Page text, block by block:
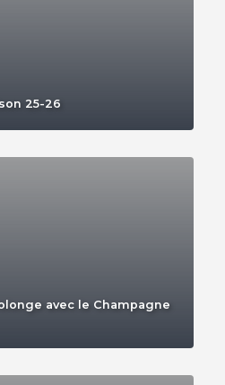
25-26
avec le Champagne